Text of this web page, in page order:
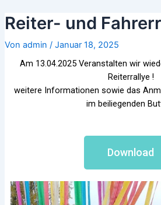
Inhalt
springen
Reiter- und
Von admin / Januar 18, 2025
Am 13.04.2025 Veranstalten wir
Reiterrallye !
weitere Informationen sowie das
im beiliegenden
Download
Navigation